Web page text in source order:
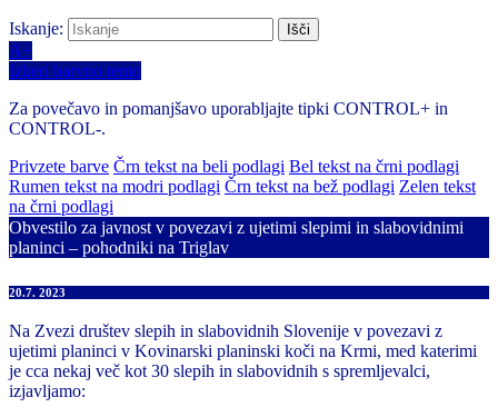
Iskanje:
A+
Izberi barvno temo
Za povečavo in pomanjšavo uporabljajte tipki CONTROL+ in
CONTROL-.
Privzete barve Črn tekst na beli podlagi Bel tekst na črni podlagi
Rumen tekst na modri podlagi Črn tekst na bež podlagi Zelen tekst
na črni podlagi
Obvestilo za javnost v povezavi z ujetimi slepimi in slabovidnimi
planinci – pohodniki na Triglav
20.7. 2023
Na Zvezi društev slepih in slabovidnih Slovenije v povezavi z
ujetimi planinci v Kovinarski planinski koči na Krmi, med katerimi
je cca nekaj več kot 30 slepih in slabovidnih s spremljevalci,
izjavljamo: